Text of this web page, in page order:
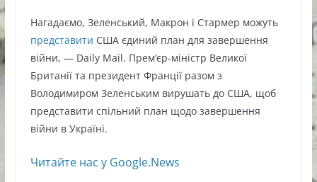
Нагадаємо, Зеленський, Макрон і Стармер можуть
представити США єдиний план для завершення
війни, — Daily Mail. Прем’єр-міністр Великої
Британії та президент Франції разом з
Володимиром Зеленським вирушать до США, щоб
представити спільний план щодо завершення
війни в Україні.
Читайте нас у Google.News